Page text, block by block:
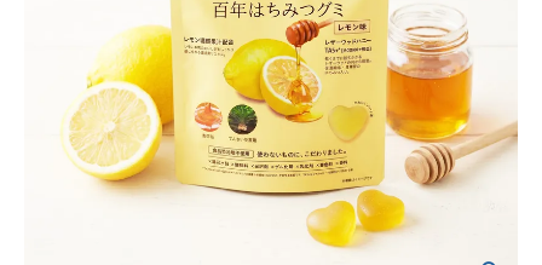
みつグミ レモ
(税込)
ホーム